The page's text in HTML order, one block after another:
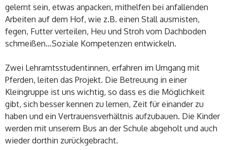
gelernt sein, etwas anpacken, mithelfen bei anfallenden
Arbeiten auf dem Hof, wie z.B. einen Stall ausmisten,
fegen, Futter verteilen, Heu und Stroh vom Dachboden
schmeißen…Soziale Kompetenzen entwickeln.
Zwei Lehramtsstudentinnen, erfahren im Umgang mit
Pferden, leiten das Projekt. Die Betreuung in einer
Kleingruppe ist uns wichtig, so dass es die Möglichkeit
gibt, sich besser kennen zu lernen, Zeit für einander zu
haben und ein Vertrauensverhältnis aufzubauen. Die Kinder
werden mit unserem Bus an der Schule abgeholt und auch
wieder dorthin zurückgebracht.